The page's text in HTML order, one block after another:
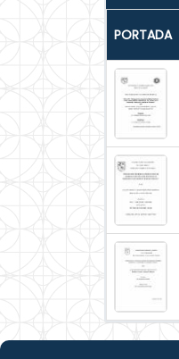
PORTADA